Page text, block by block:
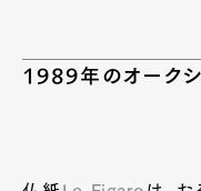
1989年のオーク